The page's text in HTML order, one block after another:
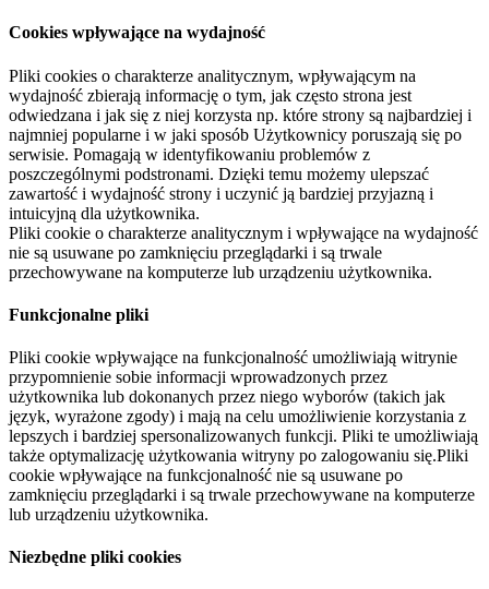
Cookies wpływające na wydajność
Pliki cookies o charakterze analitycznym, wpływającym na
wydajność zbierają informację o tym, jak często strona jest
odwiedzana i jak się z niej korzysta np. które strony są najbardziej i
najmniej popularne i w jaki sposób Użytkownicy poruszają się po
serwisie. Pomagają w identyfikowaniu problemów z
poszczególnymi podstronami. Dzięki temu możemy ulepszać
zawartość i wydajność strony i uczynić ją bardziej przyjazną i
intuicyjną dla użytkownika.
Pliki cookie o charakterze analitycznym i wpływające na wydajność
nie są usuwane po zamknięciu przeglądarki i są trwale
przechowywane na komputerze lub urządzeniu użytkownika.
Funkcjonalne pliki
Pliki cookie wpływające na funkcjonalność umożliwiają witrynie
przypomnienie sobie informacji wprowadzonych przez
użytkownika lub dokonanych przez niego wyborów (takich jak
język, wyrażone zgody) i mają na celu umożliwienie korzystania z
lepszych i bardziej spersonalizowanych funkcji. Pliki te umożliwiają
także optymalizację użytkowania witryny po zalogowaniu się.Pliki
cookie wpływające na funkcjonalność nie są usuwane po
zamknięciu przeglądarki i są trwale przechowywane na komputerze
lub urządzeniu użytkownika.
Niezbędne pliki cookies